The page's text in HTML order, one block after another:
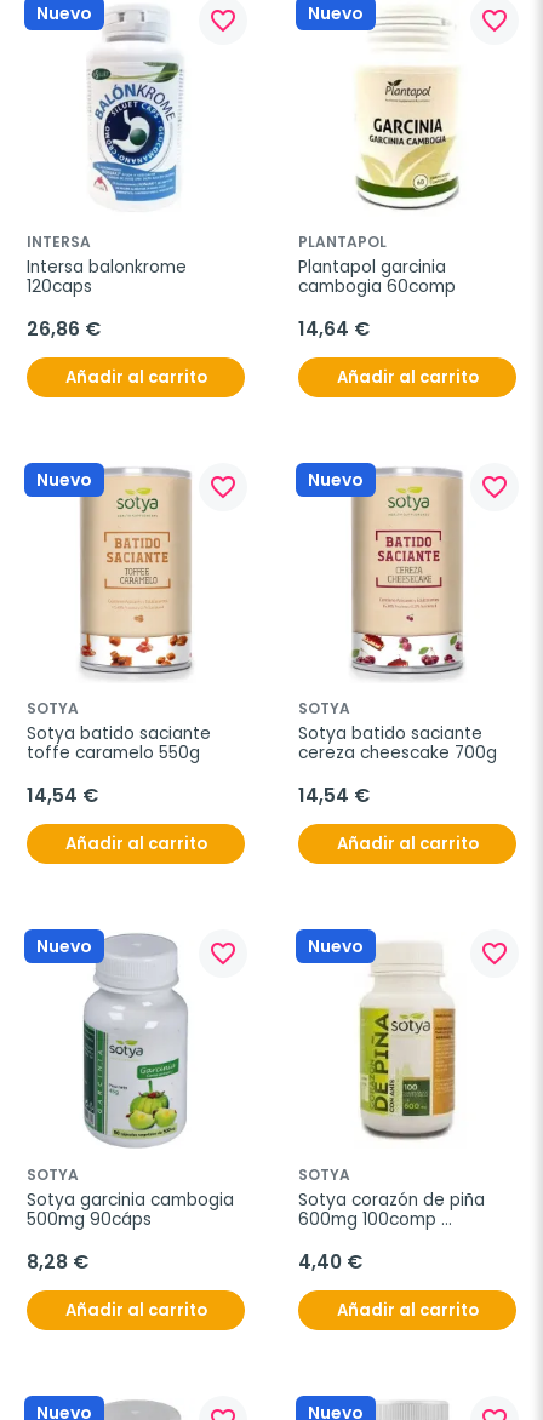
Nuevo favorite_border
INTERSA
Intersa balonkrome
120caps
26,86 €
Añadir al carrito
Nuevo favorite_border
PLANTAPOL
Plantapol garcinia
cambogia 60comp
14,64 €
Añadir al carrito
Nuevo favorite_border
SOTYA
Sotya batido saciante
toffe caramelo 550g
14,54 €
Añadir al carrito
Nuevo favorite_border
SOTYA
Sotya batido saciante
cereza cheescake 700g
14,54 €
Añadir al carrito
Nuevo favorite_border
SOTYA
Sotya garcinia cambogia
500mg 90cáps
8,28 €
Añadir al carrito
Nuevo favorite_border
SOTYA
Sotya corazón de piña
600mg 100comp
4,40 €
Añadir al carrito
Nuevo Nuevo